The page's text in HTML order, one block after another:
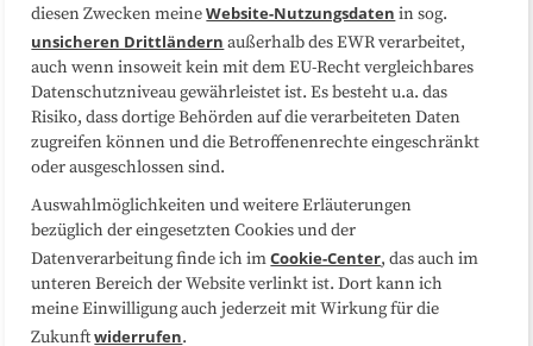
Folgen Sie uns
diesen Zwecken meineWebsite-Nutzungsdaten in sog.
unsicheren Drittländern außerhalb des EWR verarbeitet,
auch wenn insoweit kein mit dem EU-Recht vergleichbares
Datenschutzniveau gewährleistet ist. Es besteht u.a. das
Risiko, dass dortige Behörden auf die verarbeiteten Daten
zugreifen können und die Betroffenenrechte eingeschränkt
oder ausgeschlossen sind.
Auswahlmöglichkeiten und weitere Erläuterungen
bezüglich der eingesetzten Cookies und der
Datenverarbeitung finde ich imCookie-Center, das auch im
unteren Bereich der Website verlinkt ist. Dort kann ich
meine Einwilligung auch jederzeit mit Wirkung für die
Zukunftwiderrufen.